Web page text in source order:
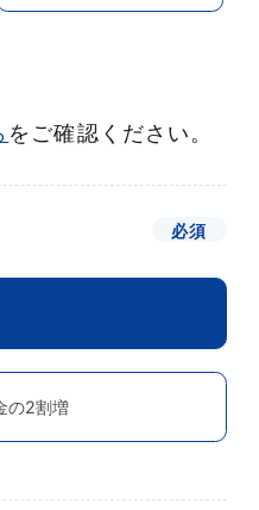
をご確認ください。
の2割増